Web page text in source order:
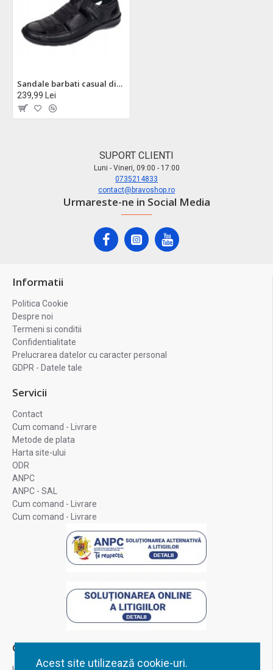
Acest site utilizează cookie-uri.
Sandale barbati casual din piele naturala Negru Box A280N
239,99 Lei
SUPORT CLIENTI
Luni - Vineri, 09:00 - 17:00
0735214833
contact@bravoshop.ro
Urmareste-ne in Social Media
Informatii
Politica Cookie
Despre noi
Termeni si conditii
Confidentialitate
Prelucrarea datelor cu caracter personal
GDPR - Datele tale
Servicii
Contact
Cum comand - Livrare
Metode de plata
Harta site-ului
ODR
ANPC
ANPC - SAL
Cum comand - Livrare
Cum comand - Livrare
Contul Meu